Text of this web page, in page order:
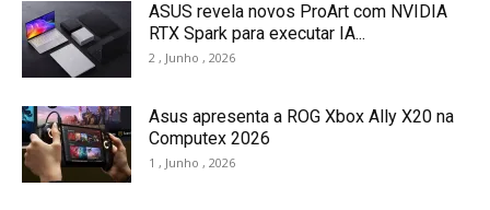
ASUS revela novos ProArt com NVIDIA
RTX Spark para executar IA...
2 , Junho , 2026
Asus apresenta a ROG Xbox Ally X20 na
Computex 2026
1 , Junho , 2026